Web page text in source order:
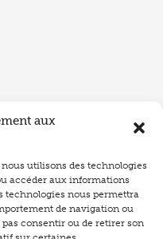
aux
utilisons des technologies
accéder aux informations
technologies nous permettra
de navigation ou
consentir ou de retirer son